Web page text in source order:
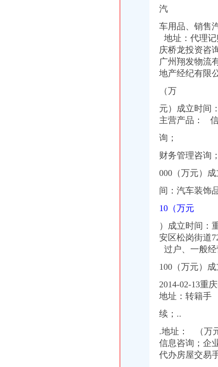
汽
车用品、销售
地址：代理
庆桥龙投资咨
广州翔发物流
地产经纪有限
（万
元）成立时间
主营产品：
询；
财务管理咨询
000（万元）
间：汽车装饰
10（万元
）成立时间：
安区松岗街道
过户、一般
100（万元）
2014-02-13重
地址：转籍手
续；..
.地址： （万
信息咨询；企
代办房屋交易